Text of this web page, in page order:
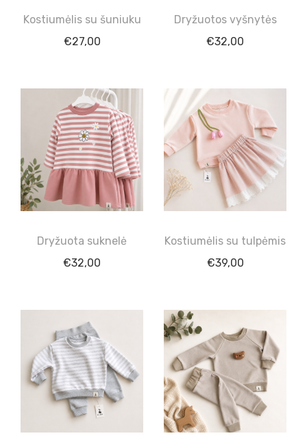
Kostiumėlis su šuniuku
€27,00
Dryžuotos vyšnytės
€32,00
Dryžuota suknelė
€32,00
Kostiumėlis su tulpėmis
€39,00